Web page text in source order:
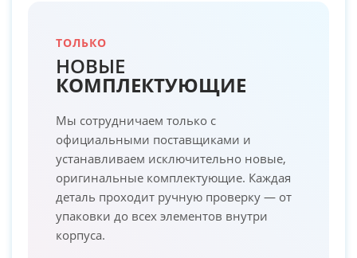
ТОЛЬКО
НОВЫЕ
КОМПЛЕКТУЮЩИЕ
Мы сотрудничаем только с
официальными поставщиками и
устанавливаем исключительно новые,
оригинальные комплектующие. Каждая
деталь проходит ручную проверку — от
упаковки до всех элементов внутри
корпуса.